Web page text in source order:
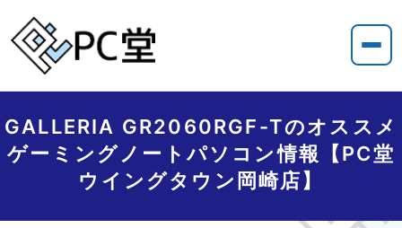
GALLERIA GR2060RGF-Tのオススメ
ゲーミングノートパソコン情報【PC堂
ウイングタウン岡崎店】